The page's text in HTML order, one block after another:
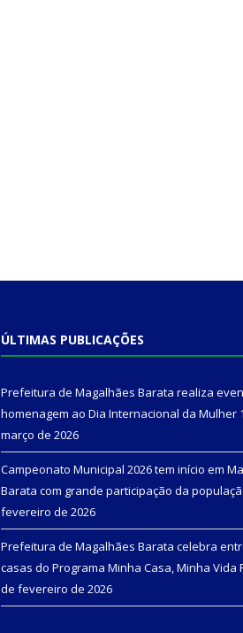
ÚLTIMAS PUBLICAÇÕES
Prefeitura de Magalhães Barata realiza
homenagem ao Dia Internacional da Mulher
março de 2026
Campeonato Municipal 2026 tem início em
Barata com grande participação da
fevereiro de 2026
Prefeitura de Magalhães Barata celebra
casas do Programa Minha Casa, Minha Vida
de fevereiro de 2026